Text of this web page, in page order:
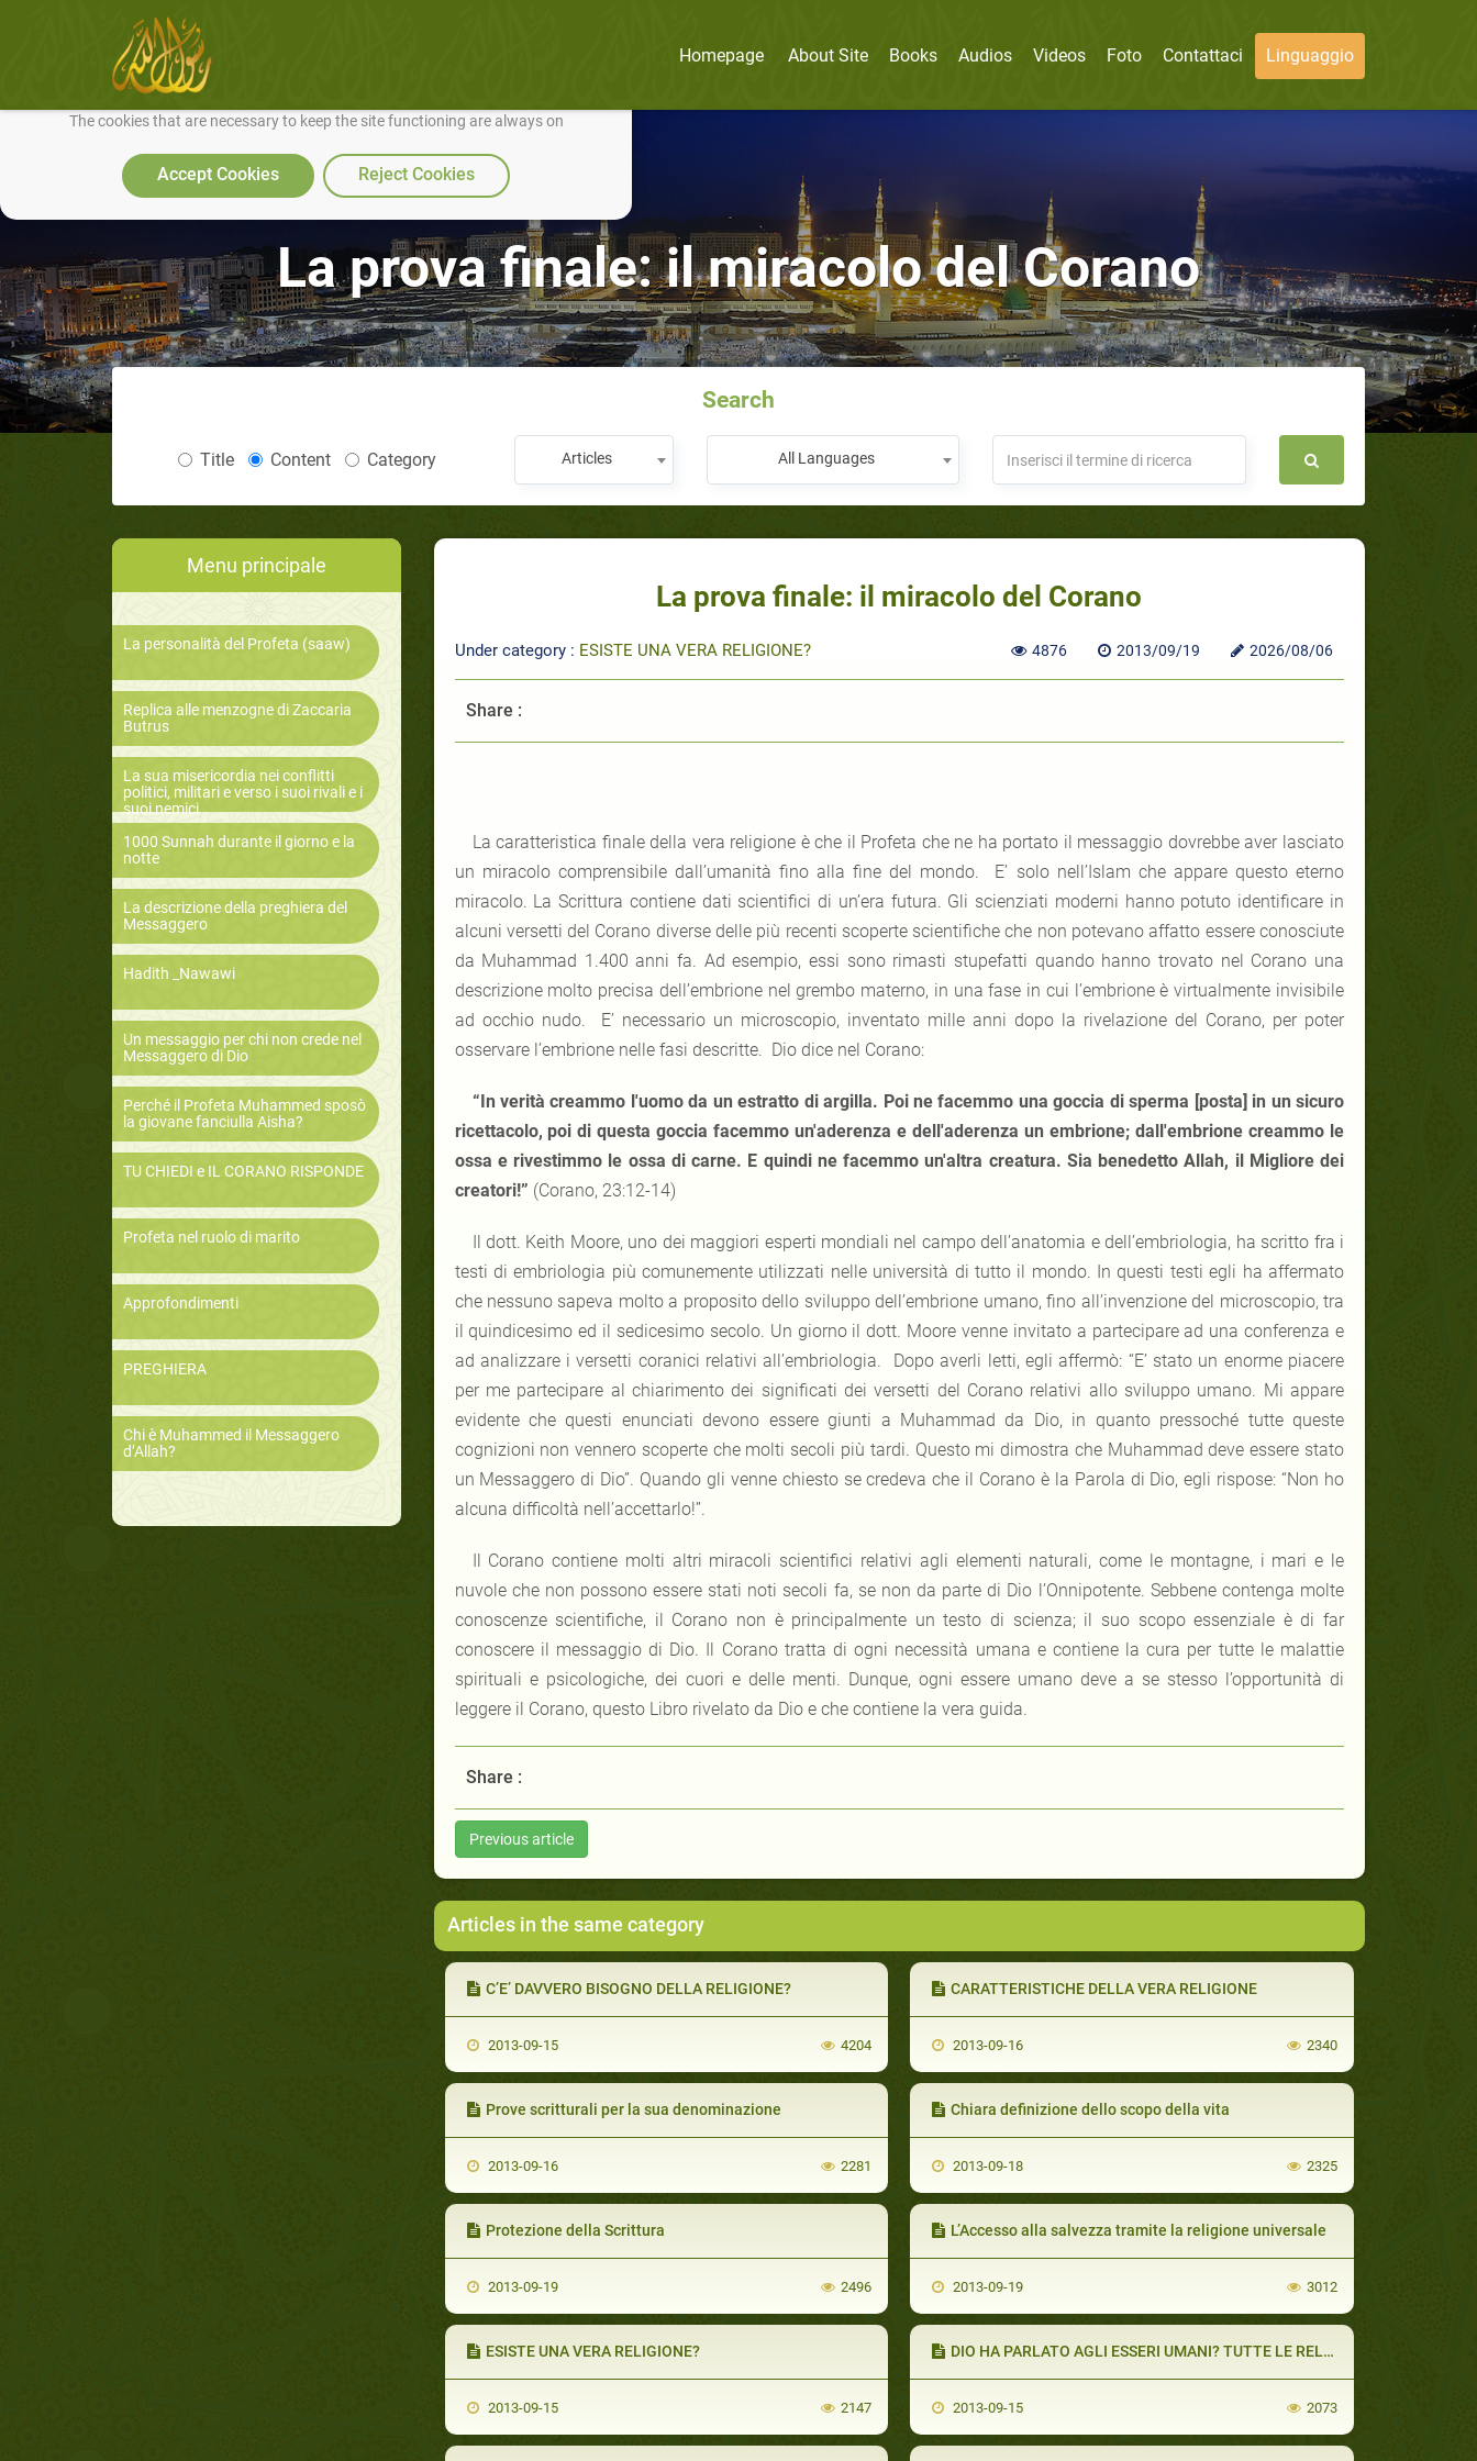
We use cookies to make our site work well for you and so we can continually improve it.
The cookies that are necessary to keep the site functioning are always on
Accept Cookies Reject Cookies
Homepage About Site Books Audios Videos Foto Contattaci Linguaggio
La prova finale: il miracolo del Corano
Search
Title Content Category Articles All Languages
Menu principale
La personalità del Profeta (saaw)
Replica alle menzogne di Zaccaria
Butrus
La sua misericordia nei conflitti
politici, militari e verso i suoi rivali e i
suoi nemici
1000 Sunnah durante il giorno e la
notte
La descrizione della preghiera del
Messaggero
Hadith _Nawawi
Un messaggio per chi non crede nel
Messaggero di Dio
Perché il Profeta Muhammed sposò
la giovane fanciulla Aisha?
TU CHIEDI e IL CORANO RISPONDE
Profeta nel ruolo di marito
Approfondimenti
PREGHIERA
Chi è Muhammed il Messaggero
d’Allah?
La prova finale: il miracolo del Corano
Under category : ESISTE UNA VERA RELIGIONE? 4876 2013/09/19 2026/08/06
Share :
La caratteristica finale della vera religione è che il Profeta che ne ha portato il messaggio dovrebbe aver lasciato
un miracolo comprensibile dall’umanità fino alla fine del mondo. E’ solo nell’Islam che appare questo eterno
miracolo. La Scrittura contiene dati scientifici di un’era futura. Gli scienziati moderni hanno potuto identificare in
alcuni versetti del Corano diverse delle più recenti scoperte scientifiche che non potevano affatto essere conosciute
da Muhammad 1.400 anni fa. Ad esempio, essi sono rimasti stupefatti quando hanno trovato nel Corano una
descrizione molto precisa dell’embrione nel grembo materno, in una fase in cui l’embrione è virtualmente invisibile
ad occhio nudo. E’ necessario un microscopio, inventato mille anni dopo la rivelazione del Corano, per poter
osservare l’embrione nelle fasi descritte. Dio dice nel Corano:
“In verità creammo l'uomo da un estratto di argilla. Poi ne facemmo una goccia di sperma [posta] in un sicuro
ricettacolo, poi di questa goccia facemmo un'aderenza e dell'aderenza un embrione; dall'embrione creammo le
ossa e rivestimmo le ossa di carne. E quindi ne facemmo un'altra creatura. Sia benedetto Allah, il Migliore dei
creatori!” (Corano, 23:12-14)
Il dott. Keith Moore, uno dei maggiori esperti mondiali nel campo dell’anatomia e dell’embriologia, ha scritto fra i
testi di embriologia più comunemente utilizzati nelle università di tutto il mondo. In questi testi egli ha affermato
che nessuno sapeva molto a proposito dello sviluppo dell’embrione umano, fino all’invenzione del microscopio, tra
il quindicesimo ed il sedicesimo secolo. Un giorno il dott. Moore venne invitato a partecipare ad una conferenza e
ad analizzare i versetti coranici relativi all’embriologia. Dopo averli letti, egli affermò: “E’ stato un enorme piacere
per me partecipare al chiarimento dei significati dei versetti del Corano relativi allo sviluppo umano. Mi appare
evidente che questi enunciati devono essere giunti a Muhammad da Dio, in quanto pressoché tutte queste
cognizioni non vennero scoperte che molti secoli più tardi. Questo mi dimostra che Muhammad deve essere stato
un Messaggero di Dio”. Quando gli venne chiesto se credeva che il Corano è la Parola di Dio, egli rispose: “Non ho
alcuna difficoltà nell’accettarlo!”.
Il Corano contiene molti altri miracoli scientifici relativi agli elementi naturali, come le montagne, i mari e le
nuvole che non possono essere stati noti secoli fa, se non da parte di Dio l’Onnipotente. Sebbene contenga molte
conoscenze scientifiche, il Corano non è principalmente un testo di scienza; il suo scopo essenziale è di far
conoscere il messaggio di Dio. Il Corano tratta di ogni necessità umana e contiene la cura per tutte le malattie
spirituali e psicologiche, dei cuori e delle menti. Dunque, ogni essere umano deve a se stesso l’opportunità di
leggere il Corano, questo Libro rivelato da Dio e che contiene la vera guida.
Share :
Previous article
Articles in the same category
C’E’ DAVVERO BISOGNO DELLA RELIGIONE?
2013-09-15 4204
CARATTERISTICHE DELLA VERA RELIGIONE
2013-09-16 2340
Prove scritturali per la sua denominazione
2013-09-16 2281
Chiara definizione dello scopo della vita
2013-09-18 2325
Protezione della Scrittura
2013-09-19 2496
L’Accesso alla salvezza tramite la religione universale
2013-09-19 3012
ESISTE UNA VERA RELIGIONE?
2013-09-15 2147
DIO HA PARLATO AGLI ESSERI UMANI? TUTTE LE RELIGIONI SONO VERE?
2013-09-15 2073